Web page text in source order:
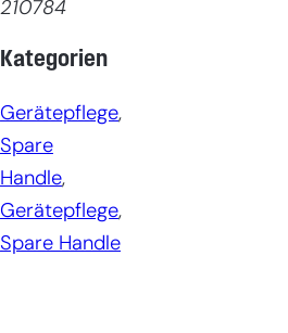
210784
Kategorien
Gerätepflege
Spare
Handle
Gerätepflege
Spare Handle